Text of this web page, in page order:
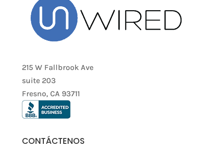
215 W Fallbrook Ave
suite 203
Fresno, CA 93711
CONTÁCTENOS